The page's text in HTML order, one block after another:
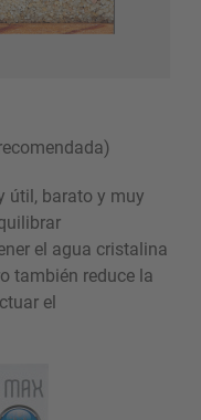
útil, barato y muy
el agua cristalina
también reduce la
el